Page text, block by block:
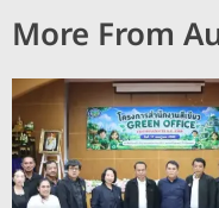
More From